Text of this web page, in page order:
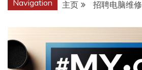
Navigation 主页 招聘电脑维